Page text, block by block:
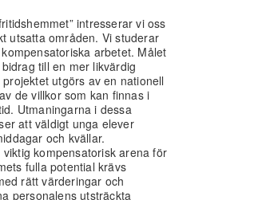
intresserar vi oss
utsatta områden. Vi studerar
arbetet. Målet
till en mer likvärdig
utgörs av en nationell
de villkor som kan finnas i
Utmaningarna i dessa
att väldigt unga elever
och kvällar.
kompensatorisk arena för
fulla potential krävs
rätt värderingar och
personalens utsträckta